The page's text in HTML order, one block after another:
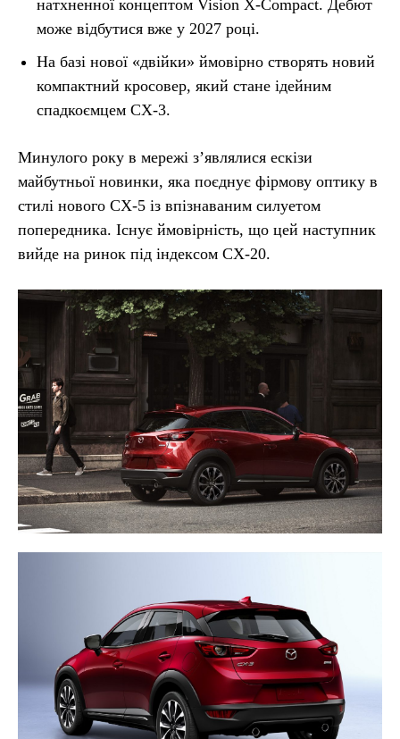
натхненної концептом Vision X-Compact. Дебют
може відбутися вже у 2027 році.
На базі нової «двійки» ймовірно створять новий
компактний кросовер, який стане ідейним
спадкоємцем CX-3.
Минулого року в мережі з’являлися ескізи
майбутньої новинки, яка поєднує фірмову оптику в
стилі нового CX-5 із впізнаваним силуетом
попередника. Існує ймовірність, що цей наступник
вийде на ринок під індексом CX-20.